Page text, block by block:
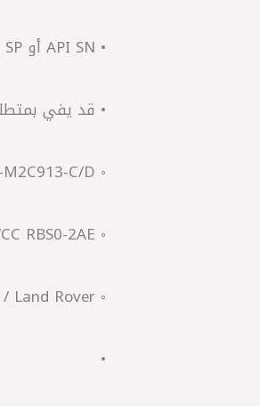
• API SN أو SP (حسب تاريخ التصنيع)
• قد يفي
◦ Ford WSS-M2C913-C/D
◦ Volvo VCC RBS0-2AE
◦ Jaguar / Land Rover بعض الموديلات القديمة
•